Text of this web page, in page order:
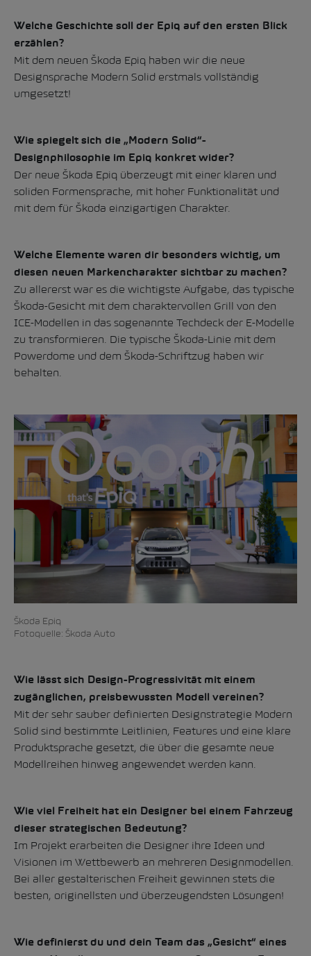
Welche Geschichte soll der Epiq auf den ersten Blick
erzählen?
Mit dem neuen Škoda Epiq haben wir die neue
Designsprache Modern Solid erstmals vollständig
umgesetzt!
Wie spiegelt sich die „Modern Solid“-
Designphilosophie im Epiq konkret wider?
Der neue Škoda Epiq überzeugt mit einer klaren und
soliden Formensprache, mit hoher Funktionalität und
mit dem für Škoda einzigartigen Charakter.
Welche Elemente waren dir besonders wichtig, um
diesen neuen Markencharakter sichtbar zu machen?
Zu allererst war es die wichtigste Aufgabe, das typische
Škoda-Gesicht mit dem charaktervollen Grill von den
ICE-Modellen in das sogenannte Techdeck der E-Modelle
zu transformieren. Die typische Škoda-Linie mit dem
Powerdome und dem Škoda-Schriftzug haben wir
behalten.
Škoda Epiq
Fotoquelle: Škoda Auto
Wie lässt sich Design-Progressivität mit einem
zugänglichen, preisbewussten Modell vereinen?
Mit der sehr sauber definierten Designstrategie Modern
Solid sind bestimmte Leitlinien, Features und eine klare
Produktsprache gesetzt, die über die gesamte neue
Modellreihen hinweg angewendet werden kann.
Wie viel Freiheit hat ein Designer bei einem Fahrzeug
dieser strategischen Bedeutung?
Im Projekt erarbeiten die Designer ihre Ideen und
Visionen im Wettbewerb an mehreren Designmodellen.
Bei aller gestalterischen Freiheit gewinnen stets die
besten, originellsten und überzeugendsten Lösungen!
Wie definierst du und dein Team das „Gesicht“ eines